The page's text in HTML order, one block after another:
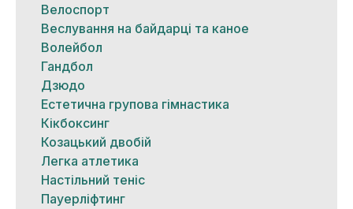
Велоспорт
Веслування на байдарці та каное
Волейбол
Гандбол
Дзюдо
Естетична групова гімнастика
Кікбоксинг
Козацький двобій
Легка атлетика
Настільний теніс
Пауерліфтинг